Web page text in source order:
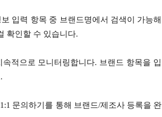
입력 항목 중 브랜드명에서 검색이 가능해
확인할 수 있습니다.
적으로 모니터링합니다. 브랜드 항목을 입
문의하기를 통해 브랜드/제조사 등록을 완